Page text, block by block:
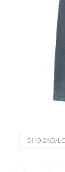
5119-2AO/